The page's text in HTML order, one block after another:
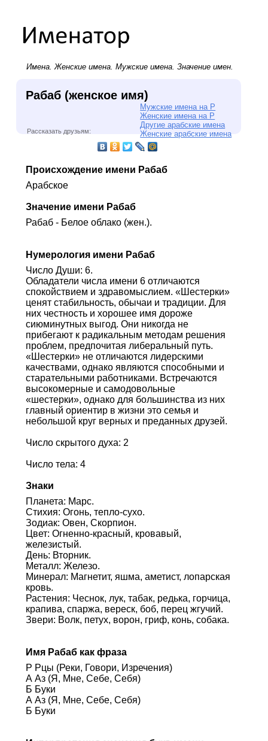
Имена.Женские имена. Мужские имена. Значение имен.
Рабаб (женское имя)
Мужские имена на Р
Женские имена на Р
Другие арабские имена
Женские арабские имена
Рассказать друзьям:
Происхождение имени Рабаб
Арабское
Значение имени Рабаб
Рабаб - Белое облако (жен.).
Нумерология имени Рабаб
Число Души: 6.
Обладатели числа имени 6 отличаются
спокойствием и здравомыслием. «Шестерки»
ценят стабильность, обычаи и традиции. Для
них честность и хорошее имя дороже
сиюминутных выгод. Они никогда не
прибегают к радикальным методам решения
проблем, предпочитая либеральный путь.
«Шестерки» не отличаются лидерскими
качествами, однако являются способными и
старательными работниками. Встречаются
высокомерные и самодовольные
«шестерки», однако для большинства из них
главный ориентир в жизни это семья и
небольшой круг верных и преданных друзей.
Число скрытого духа: 2
Число тела: 4
Знаки
Планета: Марс.
Стихия: Огонь, тепло-сухо.
Зодиак: Овен, Скорпион.
Цвет: Огненно-красный, кровавый,
железистый.
День: Вторник.
Металл: Железо.
Минерал: Магнетит, яшма, аметист, лопарская
кровь.
Растения: Чеснок, лук, табак, редька, горчица,
крапива, спаржа, вереск, боб, перец жгучий.
Звери: Волк, петух, ворон, гриф, конь, собака.
Имя Рабаб как фраза
Р Рцы (Реки, Говори, Изречения)
А Аз (Я, Мне, Себе, Себя)
Б Буки
А Аз (Я, Мне, Себе, Себя)
Б Буки